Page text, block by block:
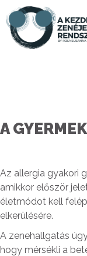
A
Az allergia gyakori
amikkor először
életmódot kell
elkerülésére.
A zenehallgatás
hogy mérsékli a